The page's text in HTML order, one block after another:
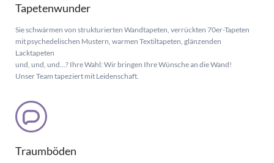
Tapetenwunder
Sie schwärmen von strukturierten Wandtapeten, verrückten 70er-Tapeten
mit psychedelischen Mustern, warmen Textiltapeten, glänzenden
Lacktapeten
und, und, und...? Ihre Wahl: Wir bringen Ihre Wünsche an die Wand!
Unser Team tapeziert mit Leidenschaft.
Traumböden